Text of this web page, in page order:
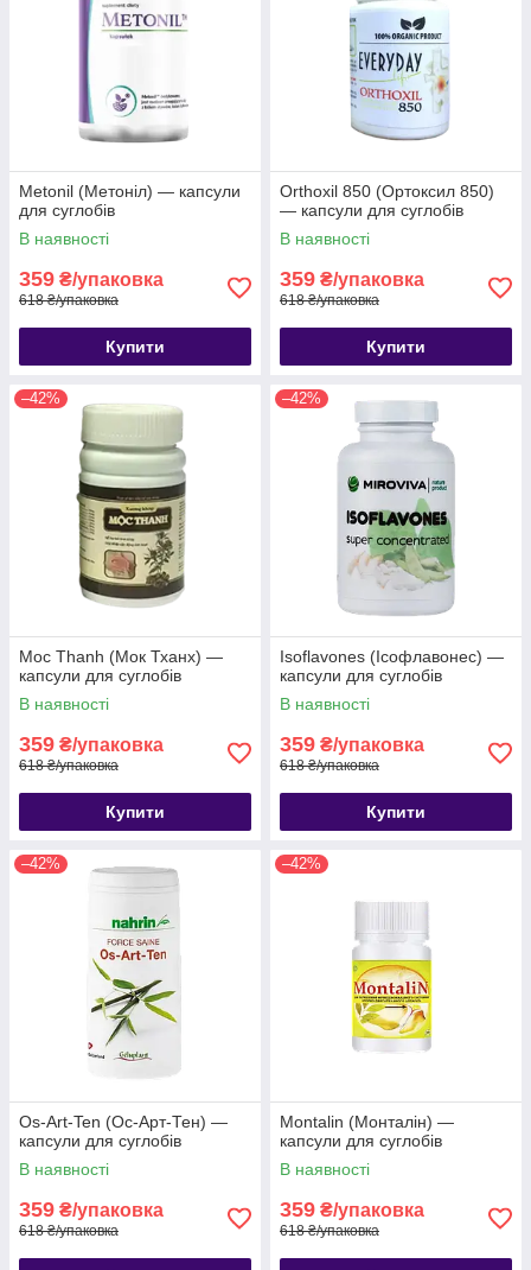
Metonil (Метоніл) — капсули
для суглобів
В наявності
359 ₴/упаковка
618 ₴/упаковка
Купити
Orthoxil 850 (Ортоксил 850)
— капсули для суглобів
В наявності
359 ₴/упаковка
618 ₴/упаковка
Купити
–42%
Moc Thanh (Мок Тханх) —
капсули для суглобів
В наявності
359 ₴/упаковка
618 ₴/упаковка
Купити
–42%
Isoflavones (Ісофлавонес) —
капсули для суглобів
В наявності
359 ₴/упаковка
618 ₴/упаковка
Купити
–42%
Os-Art-Ten (Ос-Арт-Тен) —
капсули для суглобів
В наявності
359 ₴/упаковка
618 ₴/упаковка
–42%
Montalin (Монталін) —
капсули для суглобів
В наявності
359 ₴/упаковка
618 ₴/упаковка